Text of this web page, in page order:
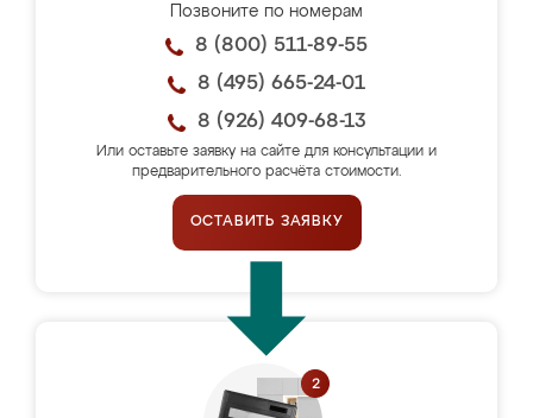
Позвоните по номерам
8 (800) 511-89-55
8 (495) 665-24-01
8 (926) 409-68-13
Или оставьте заявку на сайте для консультации и
предварительного расчёта стоимости.
ОСТАВИТЬ ЗАЯВКУ